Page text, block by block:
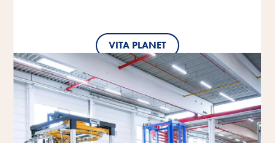
VITA PLANET
VITA PLANET
VITA PLANET